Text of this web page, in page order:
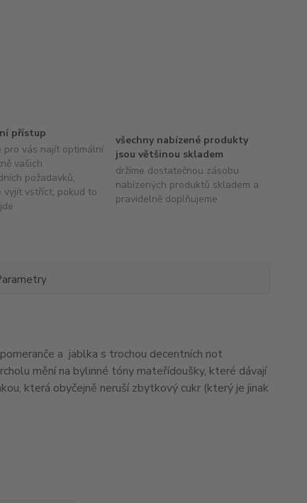
přístup
pro vás najít optimální
vašich
požadavků,
vyjít vstříct, pokud to
všechny nabízené produkty
jsou většinou skladem
držíme dostatečnou zásobu
nabízených produktů skladem a
pravidelně doplňujeme
a jablka s trochou decentních not
mění na bylinné tóny mateřídoušky, které dávají
která obyčejně neruší zbytkový cukr (který je jinak